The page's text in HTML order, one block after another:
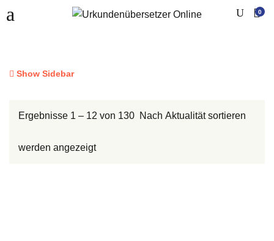
0
Show Sidebar
Ergebnisse 1 – 12 von 130
werden angezeigtNach